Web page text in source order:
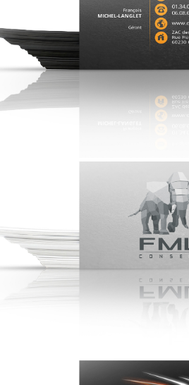
OZBORN
- Profession : Revendeur -
FML CONSEIL